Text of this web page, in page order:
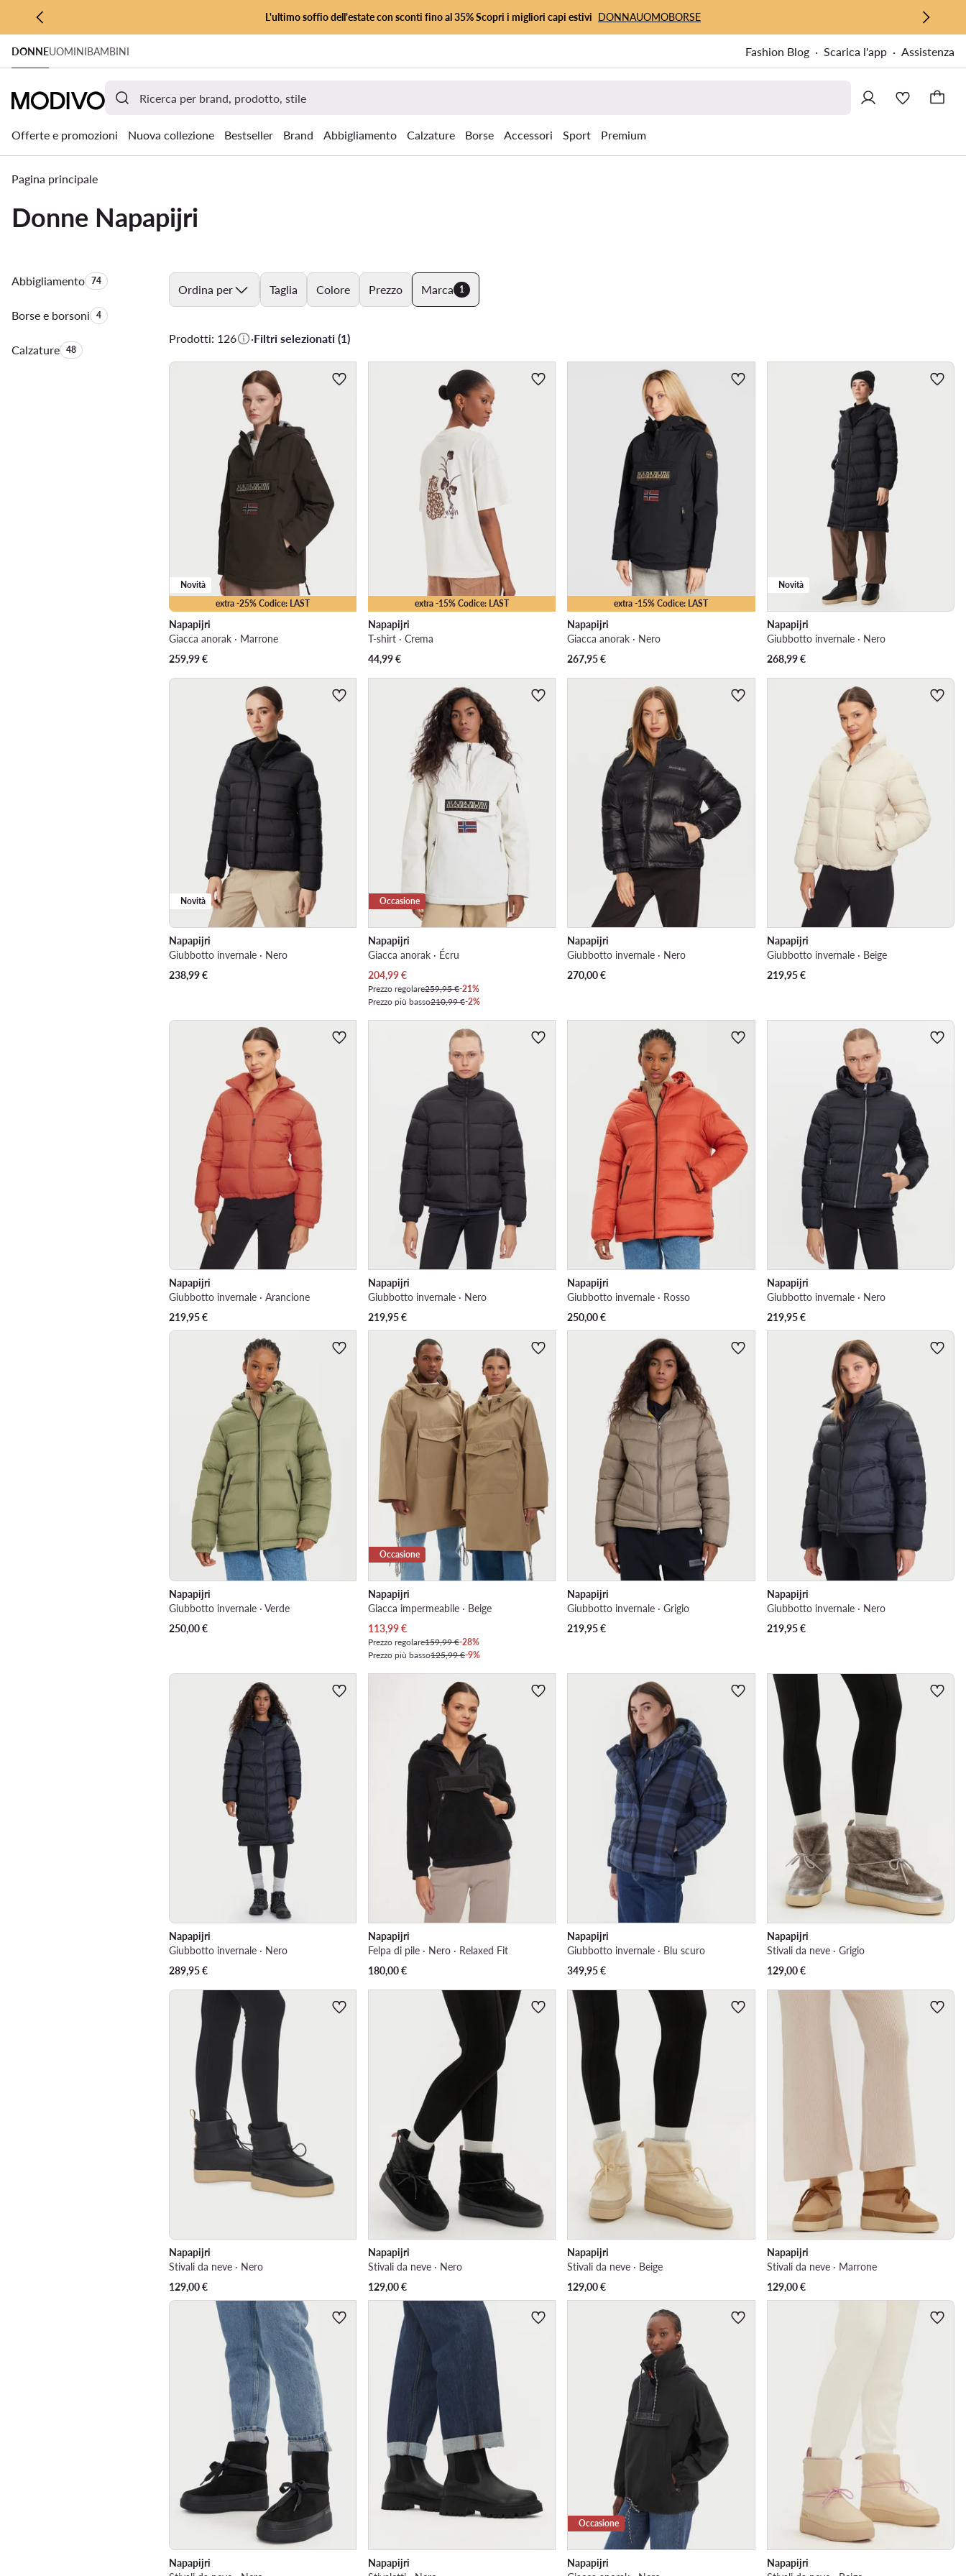
VAI AL CONTENUTO PRINCIPALE
VAI ALLA RICERCA
L'ultimo soffio dell'estate con sconti fino al 35% Scopri i migliori capi estivi DONNAUOMOBORSE
DONNEUOMINIBAMBINI Fashion Blog Scarica l'app Assistenza
Offerte e promozioni Nuova collezione Bestseller Brand Abbigliamento Calzature Borse Accessori Sport Premium
Pagina principale
Donne Napapijri
AbbigliamentoQuantità di prodotti:
74
Borse e borsoniQuantità di prodotti:
4
CalzatureQuantità di prodotti:
48
Ordina per Taglia Colore Prezzo Marca 1
Prodotti: 126 ·Filtri selezionati (1)
extra -25% Codice: LAST
Novità
Napapijri
Giacca anorak · Marrone
259,99€
extra -15% Codice: LAST
Napapijri
T-shirt · Crema
44,99€
extra -15% Codice: LAST
Napapijri
Giacca anorak · Nero
267,95€
Novità
Napapijri
Giubbotto invernale · Nero
268,99€
Novità
Napapijri
Giubbotto invernale · Nero
238,99€
Occasione
Napapijri
Giacca anorak · Écru
Prezzo attuale
204,99€
Prezzo regolare259,95 €-21%
Prezzo più basso210,99 €-2%
Napapijri
Giubbotto invernale · Nero
270,00€
Napapijri
Giubbotto invernale · Beige
219,95€
Napapijri
Giubbotto invernale · Arancione
219,95€
Napapijri
Giubbotto invernale · Nero
219,95€
Napapijri
Giubbotto invernale · Rosso
250,00€
Napapijri
Giubbotto invernale · Nero
219,95€
Napapijri
Giubbotto invernale · Verde
250,00€
Occasione
Napapijri
Giacca impermeabile · Beige
Prezzo attuale
113,99€
Prezzo regolare159,99 €-28%
Prezzo più basso125,99 €-9%
Napapijri
Giubbotto invernale · Grigio
219,95€
Napapijri
Giubbotto invernale · Nero
219,95€
Napapijri
Giubbotto invernale · Nero
289,95€
Napapijri
Felpa di pile · Nero · Relaxed Fit
180,00€
Napapijri
Giubbotto invernale · Blu scuro
349,95€
Napapijri
Stivali da neve · Grigio
129,00€
Napapijri
Stivali da neve · Nero
129,00€
Napapijri
Stivali da neve · Nero
129,00€
Napapijri
Stivali da neve · Beige
129,00€
Napapijri
Stivali da neve · Marrone
129,00€
Napapijri
Napapijri
Occasione
Napapijri
Napapijri